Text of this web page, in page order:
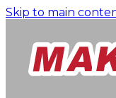
Skip to main